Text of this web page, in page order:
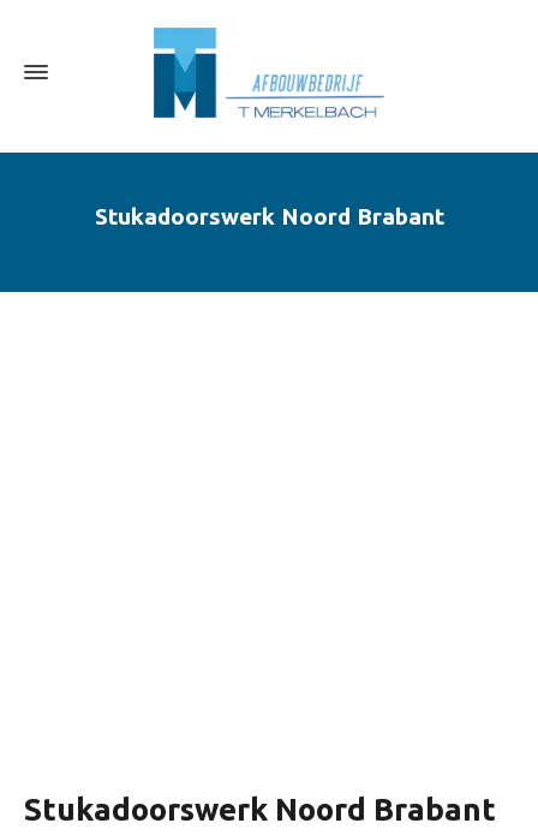
Stukadoorswerk Noord Brabant
Stukadoorswerk Noord Brabant